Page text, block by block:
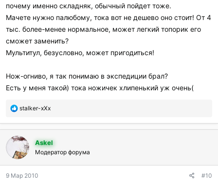
почему именно складняк, обычный пойдет тоже.
Мачете нужно палюбому, тока вот не дешево оно стоит! От 4
тыс. более-менее нормальное, может легкий топорик его
сможет заменить?
Мультитул, безусловно, может пригодиться!
Нож-огниво, я так понимаю в экспедиции брал?
Есть у меня такой) тока ножичек хлипенький уж очень(
П
б
а
г
о
а
stalker-xXx
Askel
Модератор форума
9 Мар 2010 #10